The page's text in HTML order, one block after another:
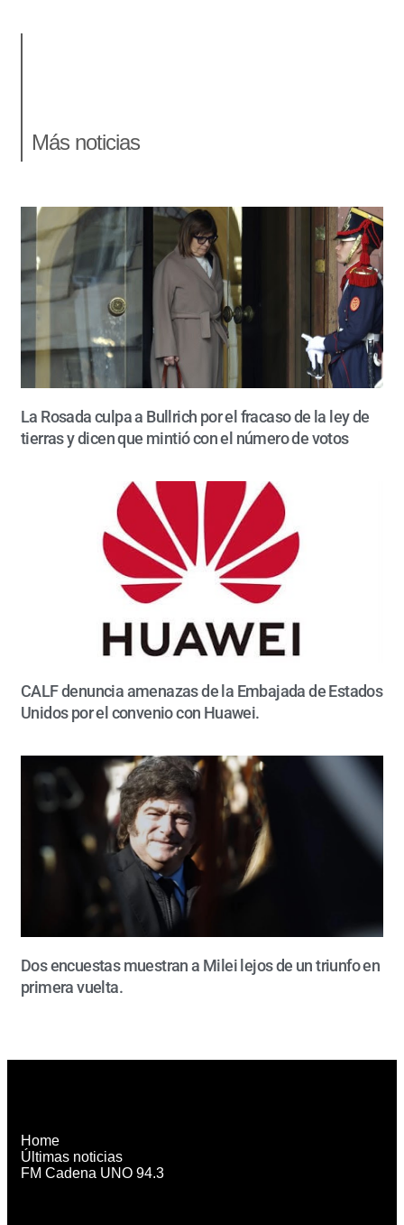
Más noticias
La Rosada culpa a Bullrich por el fracaso de la ley de
tierras y dicen que mintió con el número de votos
CALF denuncia amenazas de la Embajada de Estados
Unidos por el convenio con Huawei.
Dos encuestas muestran a Milei lejos de un triunfo en
primera vuelta.
Home
Últimas noticias
FM Cadena UNO 94.3